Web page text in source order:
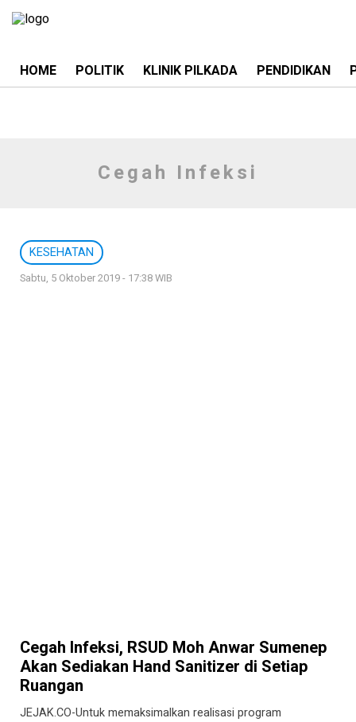
HOME POLITIK KLINIK PILKADA PENDIDIKAN
Cegah Infeksi
KESEHATAN
Sabtu, 5 Oktober 2019 - 17:38 WIB
Cegah Infeksi, RSUD Moh Anwar Sumenep
Akan Sediakan Hand Sanitizer di Setiap
Ruangan
JEJAK.CO-Untuk memaksimalkan realisasi program